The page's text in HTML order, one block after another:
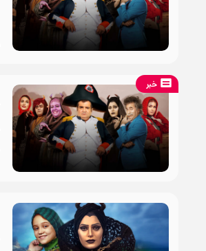
خبر